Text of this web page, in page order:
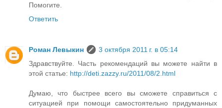
Помогите.
Ответить
Роман Левыкин
3 октября 2011 г. в 05:14
Здравствуйте. Часть рекомендаций вы можете найти в
этой статье: http://deti.zazzy.ru/2011/08/2.html
Думаю, что быстрее всего вы сможете справиться с
ситуацией при помощи самостоятельно придуманных